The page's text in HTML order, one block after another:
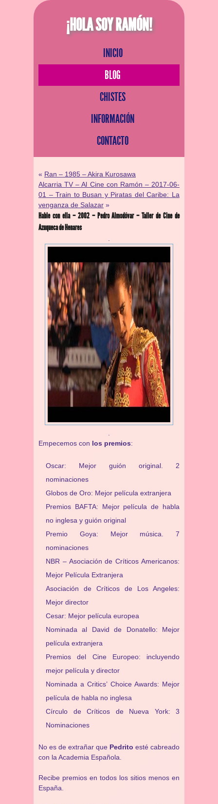
¡HOLA SOY RAMÓN!
INICIO
BLOG
CHISTES
INFORMACIÓN
CONTACTO
« Ran – 1985 – Akira Kurosawa
Alcarria TV – Al Cine con Ramón – 2017-06-
01 – Train to Busan y Piratas del Caribe: La
venganza de Salazar »
Hable con ella – 2002 – Pedro Almodóvar – Taller de Cine de
Azuqueca de Henares
Empecemos con los premios:
Oscar: Mejor guión original. 2
nominaciones
Globos de Oro: Mejor película extranjera
Premios BAFTA: Mejor película de habla
no inglesa y guión original
Premio Goya: Mejor música. 7
nominaciones
NBR – Asociación de Críticos Americanos:
Mejor Película Extranjera
Asociación de Críticos de Los Angeles:
Mejor director
Cesar: Mejor película europea
Nominada al David de Donatello: Mejor
película extranjera
Premios del Cine Europeo: incluyendo
mejor película y director
Nominada a Critics’ Choice Awards: Mejor
película de habla no inglesa
Círculo de Críticos de Nueva York: 3
Nominaciones
No es de extrañar que Pedrito esté cabreado
con la Academia Española.
Recibe premios en todos los sitios menos en
España.